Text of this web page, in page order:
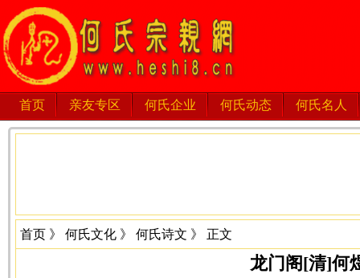
首页 亲友专区 何氏企业 何氏动态 何氏名人
首页 》 何氏文化 》 何氏诗文 》 正文
龙门阁[清]何